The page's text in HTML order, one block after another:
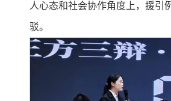
人心态和社会协作角度上，援引
驳。